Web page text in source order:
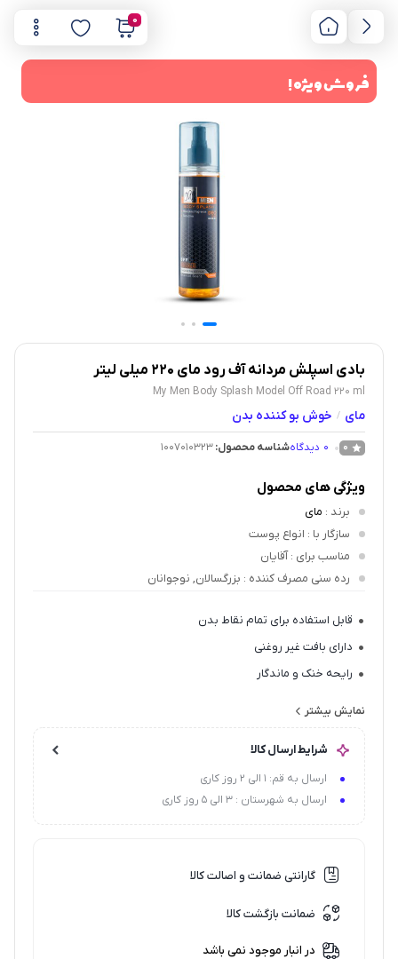
0
فروش ویژه !
بادی اسپلش مردانه آف رود مای ۲۲۰ میلی لیتر
My Men Body Splash Model Off Road 220 ml
مای / خوش بو کننده بدن
0
0 دیدگاهشناسه محصول:1007010323
ویژگی های محصول
برند : مای
سازگار با : انواع پوست
مناسب برای : آقایان
رده سنی مصرف کننده : بزرگسالان, نوجوانان
قابل استفاده برای تمام نقاط بدن
دارای بافت غیر روغنی
رایحه خنک و ماندگار
نمایش بیشتر
شرایط ارسال کالا
ارسال به قم: 1 الی 2 روز کاری
ارسال به شهرستان : 3 الی 5 روز کاری
گارانتی ضمانت و اصالت کالا
ضمانت بازگشت کالا
در انبار موجود نمی باشد